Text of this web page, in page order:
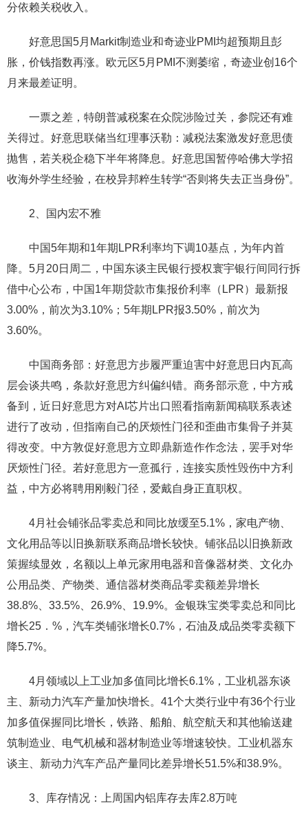
分依赖关税收入。
好意思国5月Markit制造业和奇迹业PMI均超预期且彭
胀，价钱指数再涨。欧元区5月PMI不测萎缩，奇迹业创16个
月来最差证明。
一票之差，特朗普减税案在众院涉险过关，参院还有难
关得过。好意思联储当红理事沃勒：减税法案激发好意思债
抛售，若关税企稳下半年将降息。好意思国暂停哈佛大学招
收海外学生经验，在校异邦粹生转学“否则将失去正当身份”。
2、国内宏不雅
中国5年期和1年期LPR利率均下调10基点，为年内首
降。5月20日周二，中国东谈主民银行授权寰宇银行间同行拆
借中心公布，中国1年期贷款市集报价利率（LPR）最新报
3.00%，前次为3.10%；5年期LPR报3.50%，前次为
3.60%。
中国商务部：好意思方步履严重迫害中好意思日内瓦高
层会谈共鸣，条款好意思方纠偏纠错。商务部示意，中方戒
备到，近日好意思方对AI芯片出口照看指南新闻稿联系表述
进行了改动，但指南自己的厌烦性门径和歪曲市集骨子并莫
得改变。中方敦促好意思方立即鼎新造作作念法，罢手对华
厌烦性门径。若好意思方一意孤行，连接实质性毁伤中方利
益，中方必将聘用刚毅门径，爱戴自身正直职权。
4月社会铺张品零卖总和同比放缓至5.1%，家电产物、
文化用品等以旧换新联系商品增长较快。铺张品以旧换新政
策握续显效，名额以上单元家用电器和音像器材类、文化办
公用品类、产物类、通信器材类商品零卖额差异增长
38.8%、33.5%、26.9%、19.9%。金银珠宝类零卖总和同比
增长25．%，汽车类铺张增长0.7%，石油及成品类零卖额下
降5.7%。
4月领域以上工业加多值同比增长6.1%，工业机器东谈
主、新动力汽车产量加快增长。41个大类行业中有36个行业
加多值保握同比增长，铁路、船舶、航空航天和其他输送建
筑制造业、电气机械和器材制造业等增速较快。工业机器东
谈主、新动力汽车产品产量同比差异增长51.5%和38.9%。
3、库存情况：上周国内铝库存去库2.8万吨